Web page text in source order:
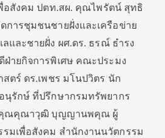
อสังคม ปตท.สผ. คุณไพรัตน์ สุทธิ
การชุมชนชายฝั่งและเครือข่าย
และชายฝั่ง ผศ.ดร. ธรณ์ ธำรง
ายกิจการพิเศษ คณะประมง
ตร์ ดร.เพชร มโนปวิตร นัก
นุรักษ์ ที่ปรึกษากรมทรัพยากร
คุณคุณาวุฒิ บุญญานพคุณ ผู้
รมเพื่อสังคม สำนักงานนวัตกรรม